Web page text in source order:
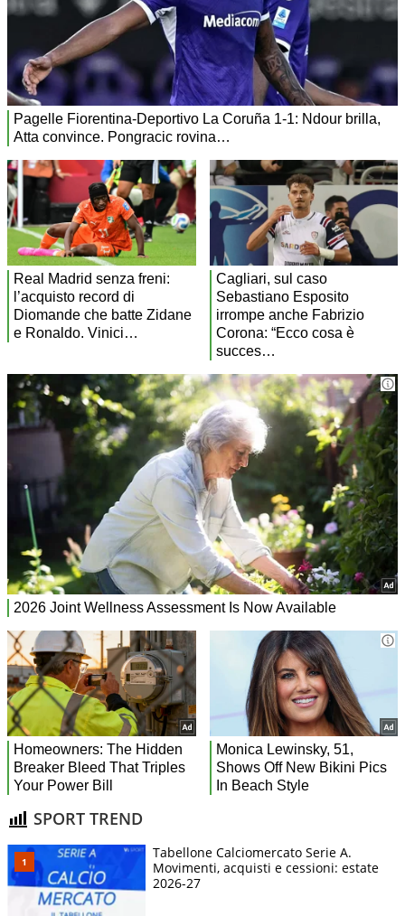
SPORT TREND
Tabellone Calciomercato Serie A.
Movimenti, acquisti e cessioni: estate
2026-27